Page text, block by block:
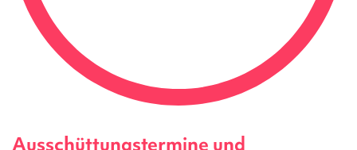
Ausschüttungstermine und